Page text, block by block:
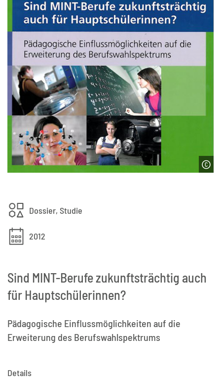
Dossier, Studie
2012
Sind MINT-Berufe zukunftsträchtig auch
für Hauptschülerinnen?
Pädagogische Einflussmöglichkeiten auf die
Erweiterung des Berufswahlspektrums
Details